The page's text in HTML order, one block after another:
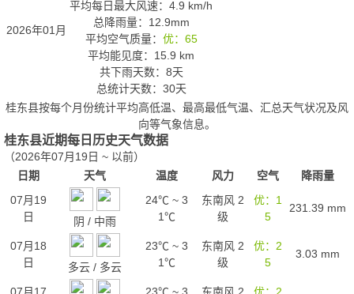
2026年01月
平均每日最大风速：4.9 km/h
总降雨量：12.9mm
平均空气质量： 优：65
平均能见度：15.9 km
共下雨天数：8天
总统计天数：30天
桂东县按每个月份统计平均高低温、最高最低气温、汇总天气状况及风
向等气象信息。
桂东县近期每日历史天气数据
（2026年07月19日 ~ 以前）
日期
天气 温度 风力 空气
降雨量
07月19
日
阴 / 中雨
24℃ ~ 3
1℃
东南风 2
级
优：1
5
231.39 mm
07月18
日
多云/ 多云
23℃ ~ 3
1℃
东南风 2
级
优：2
5
3.03 mm